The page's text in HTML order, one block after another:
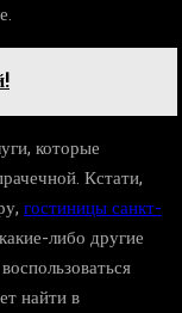
которые
Кстати,
гостиницы санкт-
либо другие
найти в